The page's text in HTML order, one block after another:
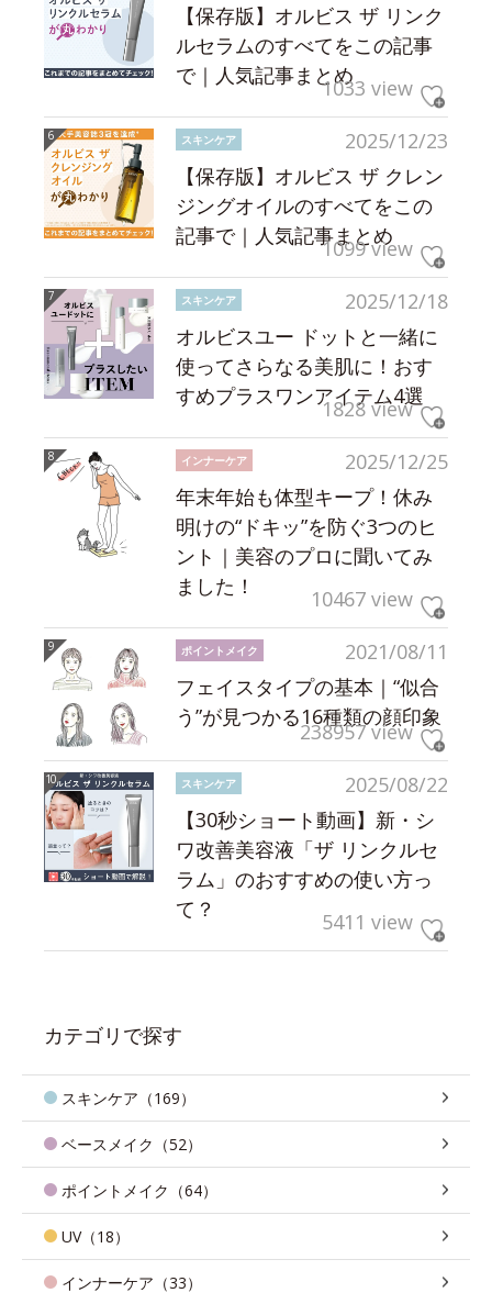
【保存版】オルビス ザ リンク
ルセラムのすべてをこの記事
で｜人気記事まとめ1033 view
2025/12/23
スキンケア
【保存版】オルビス ザ クレン
ジングオイルのすべてをこの
記事で｜人気記事まとめ
1099 view
2025/12/18
スキンケア
オルビスユー ドットと一緒に
使ってさらなる美肌に！おす
すめプラスワンアイテム4選
1828 view
2025/12/25
インナーケア
年末年始も体型キープ！休み
明けの“ドキッ”を防ぐ3つのヒ
ント｜美容のプロに聞いてみ
ました！
10467 view
2021/08/11
ポイントメイク
フェイスタイプの基本｜“似合
う”が見つかる16種類の顔印象
238957 view
2025/08/22
スキンケア
【30秒ショート動画】新・シ
ワ改善美容液「ザ リンクルセ
ラム」のおすすめの使い方っ
て？
5411 view
カテゴリで探す
スキンケア（169）
ベースメイク（52）
ポイントメイク（64）
UV（18）
インナーケア（33）